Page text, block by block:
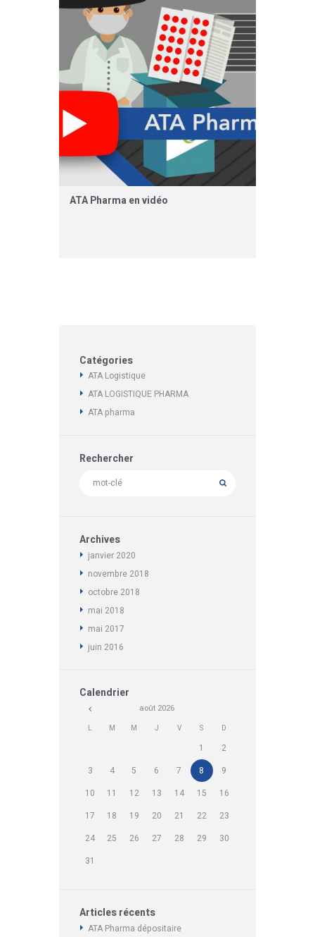
ATA Pharma en vidéo
Catégories
ATA Logistique
ATA LOGISTIQUE PHARMA
ATA pharma
Rechercher
Archives
janvier 2020
novembre 2018
octobre 2018
mai 2018
mai 2017
juin 2016
Calendrier
août 2026
L M M J V S D
1
2
3
4 5 6 7 8
9
10
11 12 13 14 15
16
17
18 19 20 21 22
23
24
25 26 27 28 29
30
31
Articles récents
ATA Pharma dépositaire